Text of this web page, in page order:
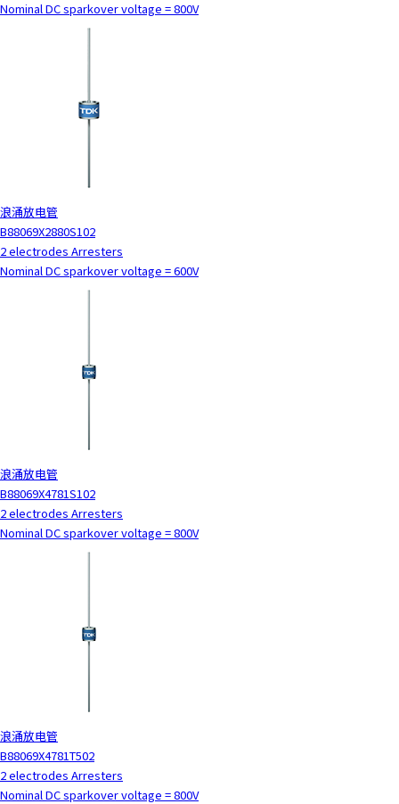
Nominal DC sparkover voltage = 800V
浪涌放电管
B88069X2880S102
2 electrodes Arresters
Nominal DC sparkover voltage = 600V
浪涌放电管
B88069X4781S102
2 electrodes Arresters
Nominal DC sparkover voltage = 800V
浪涌放电管
B88069X4781T502
2 electrodes Arresters
Nominal DC sparkover voltage = 800V